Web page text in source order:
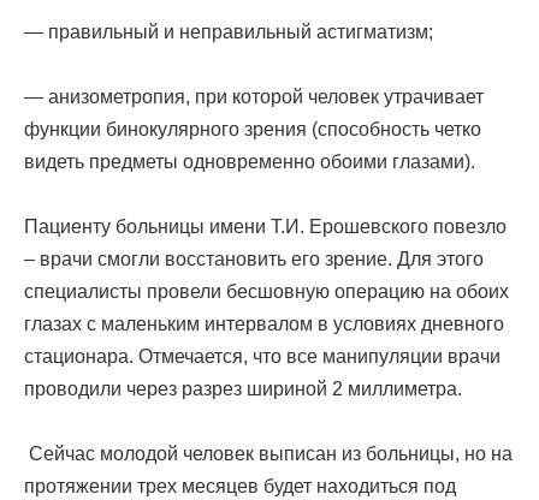
— правильный и неправильный астигматизм;
— анизометропия, при которой человек утрачивает
функции бинокулярного зрения (способность четко
видеть предметы одновременно обоими глазами).
Пациенту больницы имени Т.И. Ерошевского повезло
– врачи смогли восстановить его зрение. Для этого
специалисты провели бесшовную операцию на обоих
глазах с маленьким интервалом в условиях дневного
стационара. Отмечается, что все манипуляции врачи
проводили через разрез шириной 2 миллиметра.
Сейчас молодой человек выписан из больницы, но на
протяжении трех месяцев будет находиться под